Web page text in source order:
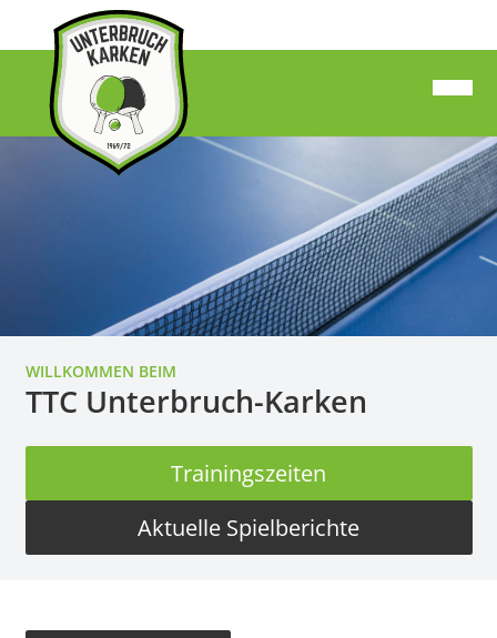
WILLKOMMEN BEIM
TTC Unterbruch-Karken
Trainingszeiten
Aktuelle Spielberichte